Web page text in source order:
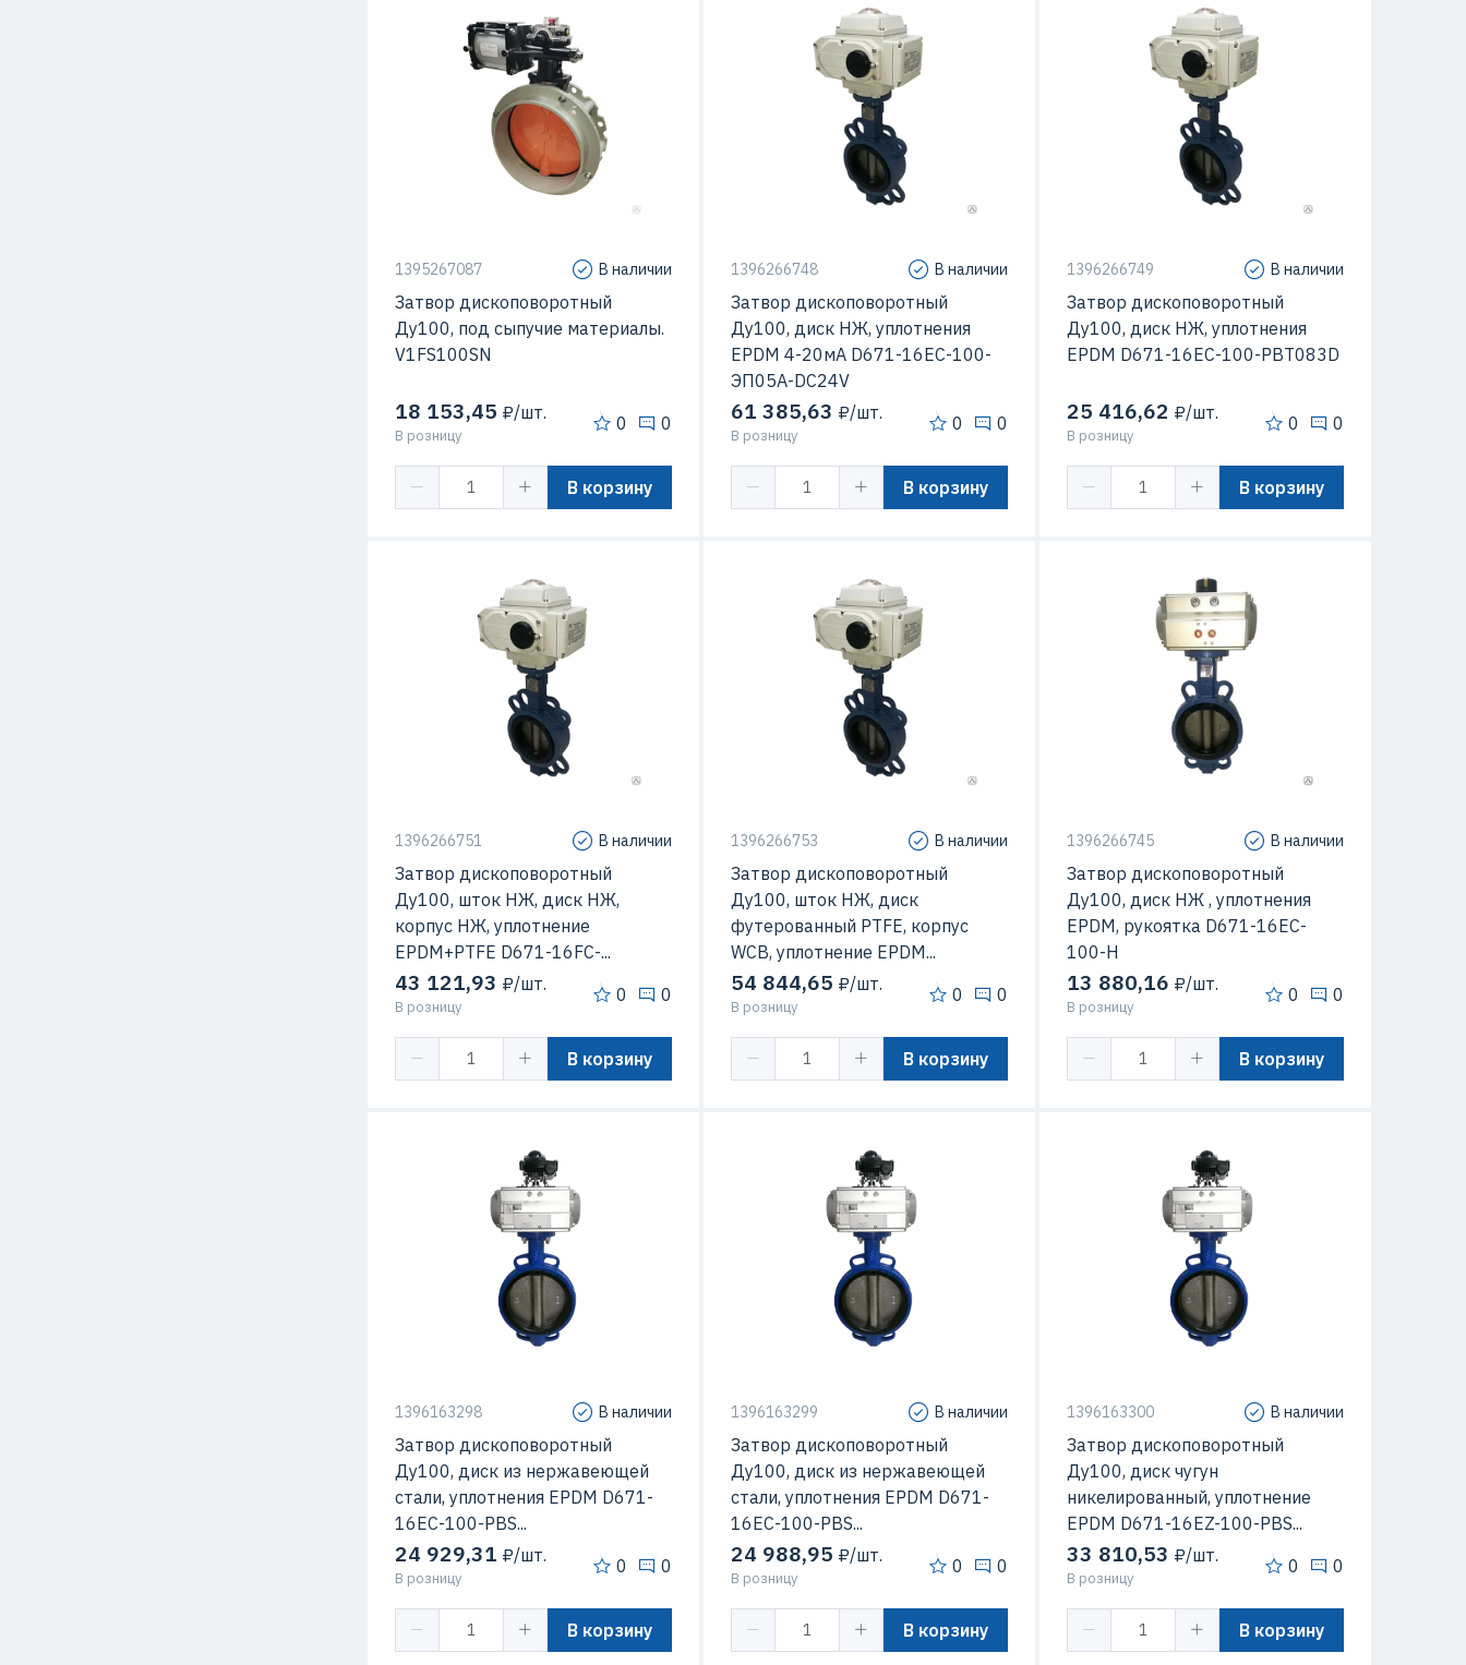
Класс герметичности
Тип присоединения фланцевое
Пневматический
1395267087 В наличии
Затвор дископоворотный
Ду100, под сыпучие материалы.
V1FS100SN
18 153,45 ₽/шт.
В розницу
0 0
В корзину
1396266748 В наличии
Затвор дископоворотный
Ду100, диск НЖ, уплотнения
EPDM 4-20мА D671-16EC-100-
ЭП05A-DC24V
61 385,63 ₽/шт.
В розницу
0 0
В корзину
1396266749 В наличии
Затвор дископоворотный
Ду100, диск НЖ, уплотнения
EPDM D671-16EC-100-PBT083D
25 416,62 ₽/шт.
В розницу
0 0
В корзину
1396266751 В наличии
Затвор дископоворотный
Ду100, шток НЖ, диск НЖ,
корпус НЖ, уплотнение
EPDM+PTFE D671-16FC-...
43 121,93 ₽/шт.
В розницу
0 0
В корзину
1396266753 В наличии
Затвор дископоворотный
Ду100, шток НЖ, диск
футерованный PTFE, корпус
WCB, уплотнение EPDM...
54 844,65 ₽/шт.
В розницу
0 0
В корзину
1396266745 В наличии
Затвор дископоворотный
Ду100, диск НЖ , уплотнения
EPDM, рукоятка D671-16EC-
100-H
13 880,16 ₽/шт.
В розницу
0 0
В корзину
1396163298 В наличии
Затвор дископоворотный
Ду100, диск из нержавеющей
стали, уплотнения EPDM D671-
16EC-100-PBS...
24 929,31 ₽/шт.
В розницу
0 0
В корзину
1396163299 В наличии
Затвор дископоворотный
Ду100, диск из нержавеющей
стали, уплотнения EPDM D671-
16EC-100-PBS...
24 988,95 ₽/шт.
В розницу
0 0
В корзину
1396163300 В наличии
Затвор дископоворотный
Ду100, диск чугун
никелированный, уплотнение
EPDM D671-16EZ-100-PBS...
33 810,53 ₽/шт.
В розницу
0 0
В корзину